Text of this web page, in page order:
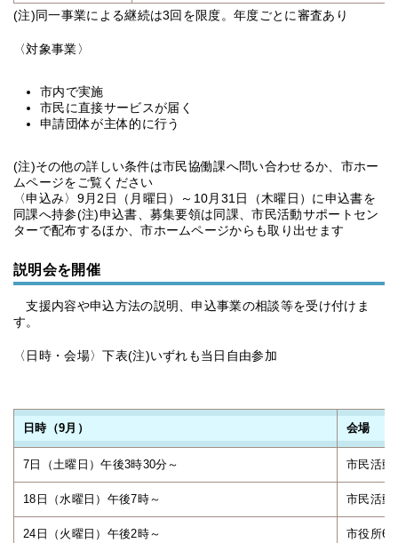
(注)同一事業による継続は3回を限度。年度ごとに審査あり
〈対象事業〉
市内で実施
市民に直接サービスが届く
申請団体が主体的に行う
(注)その他の詳しい条件は市民協働課へ問い合わせるか、市ホー
ムページをご覧ください
〈申込み〉9月2日（月曜日）～10月31日（木曜日）に申込書を
同課へ持参(注)申込書、募集要領は同課、市民活動サポートセン
ターで配布するほか、市ホームページからも取り出せます
説明会を開催
支援内容や申込方法の説明、申込事業の相談等を受け付けま
す。
〈日時・会場〉下表(注)いずれも当日自由参加
日時（9月） 会場
7日（土曜日）午後3時30分～ 市民活動
18日（水曜日）午後7時～ 市民活動
24日（火曜日）午後2時～ 市役所6